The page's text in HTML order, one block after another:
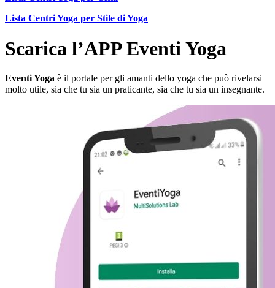
Lista Centri Yoga per Stile di Yoga
Scarica l’APP Eventi Yoga
Eventi Yoga è il portale per gli amanti dello yoga che può rivelarsi
molto utile, sia che tu sia un praticante, sia che tu sia un insegnante.